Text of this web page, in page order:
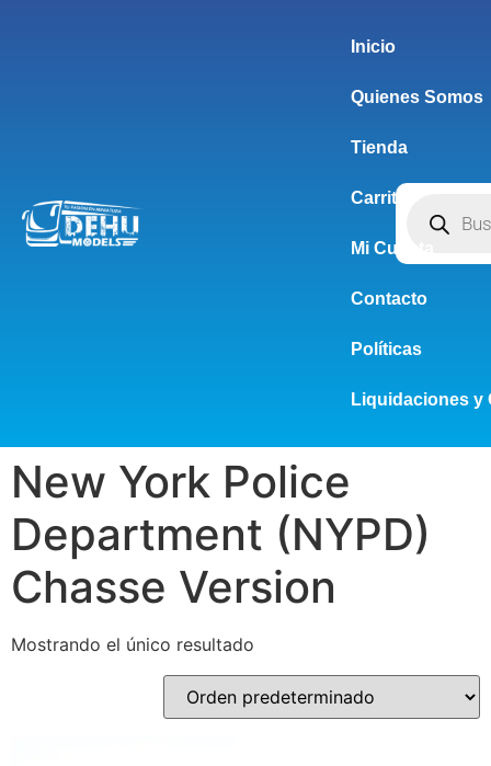
Inicio
Quienes Somos
Tienda
Carrito
Mi Cuenta
Contacto
Políticas
Liquidaciones y
New York Police
Department (NYPD)
Chasse Version
Mostrando el único resultado